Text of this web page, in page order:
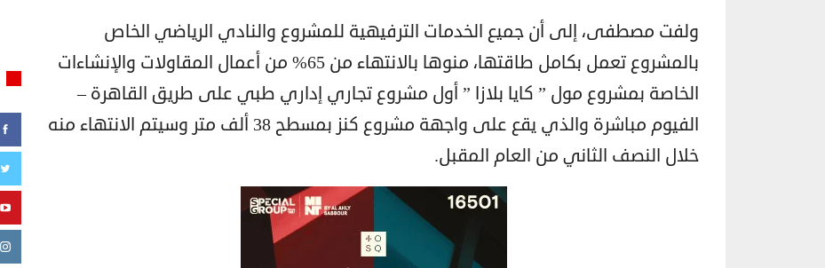
ولفت مصطفى، إلى أن جميع الخدمات الترفيهية للمشروع والنادي الرياضي الخاص
بالمشروع تعمل بكامل طاقتها، منوها بالانتهاء من 65% من أعمال المقاولات والإنشاءات
الخاصة بمشروع مول ” كايا بلازا ” أول مشروع تجاري إداري طبي على طريق القاهرة –
الفيوم مباشرة والذي يقع على واجهة مشروع كنز بمسطح 38 ألف متر وسيتم الانتهاء منه
خلال النصف الثاني من العام المقبل.